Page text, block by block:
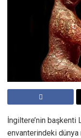
İngiltere’nin başkenti
envanterindeki dünya